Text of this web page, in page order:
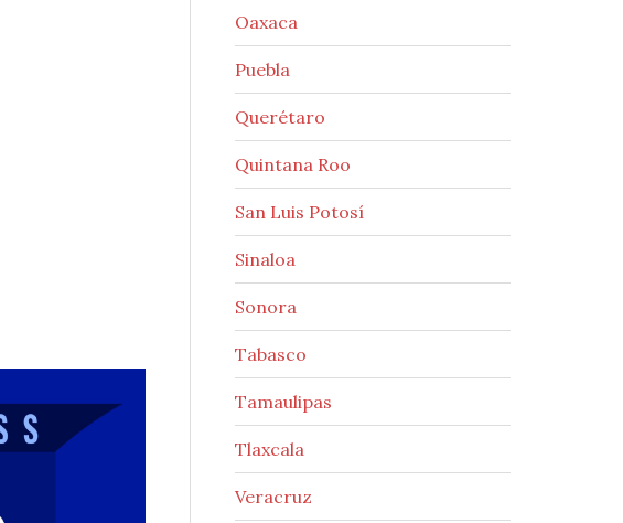
Oaxaca
Puebla
Querétaro
Quintana Roo
San Luis Potosí
Sinaloa
Sonora
Tabasco
Tamaulipas
Tlaxcala
Veracruz